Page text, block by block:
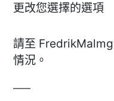
更改您選擇的選項
請至
情況。